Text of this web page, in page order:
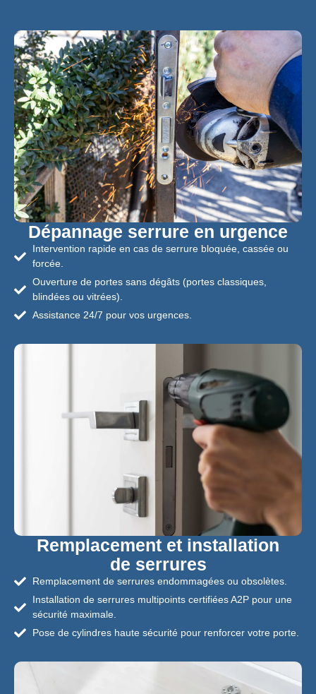
Dépannage serrure en urgence
Intervention rapide en cas de serrure bloquée, cassée ou
forcée.
Ouverture de portes sans dégâts (portes classiques,
blindées ou vitrées).
Assistance 24/7 pour vos urgences.
Remplacement et installation
de serrures
Remplacement de serrures endommagées ou obsolètes.
Installation de serrures multipoints certifiées A2P pour une
sécurité maximale.
Pose de cylindres haute sécurité pour renforcer votre porte.